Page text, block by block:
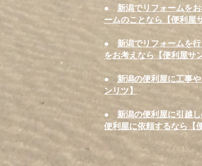
● 新潟でリフォームを
ームのことなら【便利屋
● 新潟でリフォームを
をお考えなら【便利屋サ
● 新潟の便利屋に工事
ンリツ】
● 新潟の便利屋に引越
便利屋に依頼するなら【